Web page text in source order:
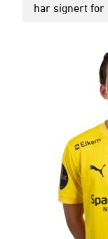
har signert for